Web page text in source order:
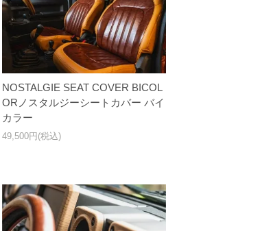
NOSTALGIE SEAT COVER BICOL
ORノスタルジーシートカバー バイ
カラー
49,500円(税込)